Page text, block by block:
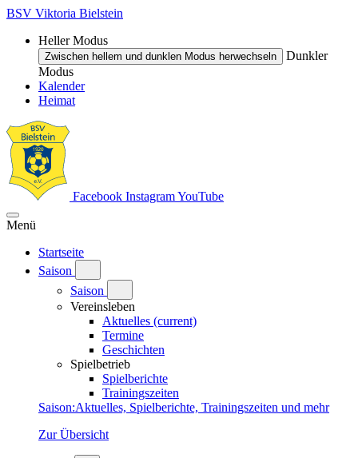
BSV Viktoria Bielstein
Heller Modus
Zwischen hellem und dunklen Modus herwechseln
Dunkler
Modus
Kalender
Heimat
Facebook InstagramYouTube
Menü
Startseite
Saison
Saison
Vereinsleben
Aktuelles (current)
Termine
Geschichten
Spielbetrieb
Spielberichte
Trainingszeiten
Saison:Aktuelles, Spielberichte, Trainingszeiten und mehr
Zur Übersicht